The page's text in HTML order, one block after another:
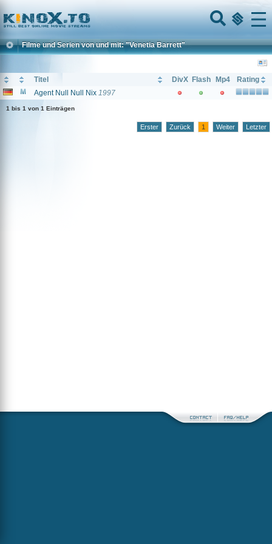
Home
Menu
Filme und Serien von und mit: "Venetia Barrett"
Titel DivX Flash Mp4
Rating
Agent Null Null Nix 1997
1 bis 1 von 1 Einträgen
Erster Zurück 1 Weiter Letzter